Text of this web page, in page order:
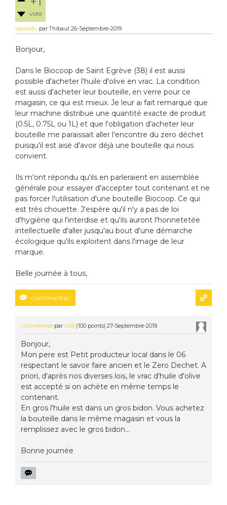
vote
répondu parThibaut 26-Septembre-2019
Bonjour,
Dans le Biocoop de Saint Egrève (38) il est aussi
possible d'acheter l'huile d'olive en vrac. La condition
est aussi d'acheter leur bouteille, en verre pour ce
magasin, ce qui est mieux. Je leur ai fait remarqué que
leur machine distribue une quantité exacte de produit
(0.5L, 0.75L ou 1L) et que l'obligation d'acheter leur
bouteille me paraissait aller l'encontre du zero déchet
puisqu'il est aisé d'avoir déjà une bouteille qui nous
convient.
Ils m'ont répondu qu'ils en parleraient en assemblée
générale pour essayer d'accepter tout contenant et ne
pas forcer l'utilisation d'une bouteille Biocoop. Ce qui
est très chouette. J'espère qu'il n'y a pas de loi
d'hygiène qui l'interdise et qu'ils auront l'honnetetée
intellectuelle d'aller jusqu'au bout d'une démarche
écologique qu'ils exploitent dans l'image de leur
marque.
Belle journée à tous,
commentée par ml8 (100 points) 27-Septembre-2019
Bonjour,
Mon pere est Petit producteur local dans le 06
respectant le savoir faire ancien et le Zero Dechet. A
priori, d'après nos diverses lois, le vrac d'huile d'olive
est accepté si on achète en même temps le
contenant.
En gros l'huile est dans un gros bidon. Vous achetez
la bouteille dans le même magasin et vous la
remplissez avec le gros bidon...
Bonne journée